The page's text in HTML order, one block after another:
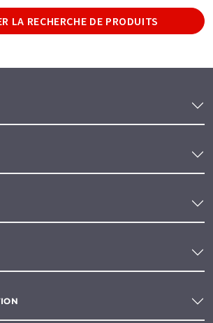
LA RECHERCHE DE PRODUITS